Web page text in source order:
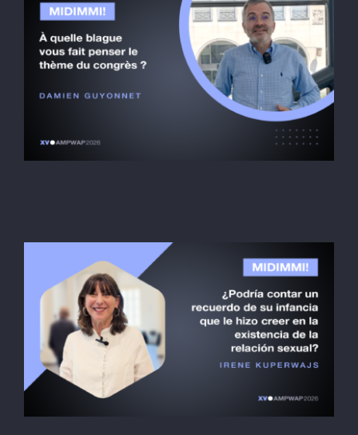
Midimmi! PT
Damien Guyonnet
Midimmi! PT